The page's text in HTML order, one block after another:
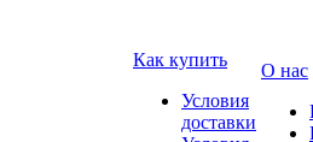
Как купить
Условия
доставки
О нас